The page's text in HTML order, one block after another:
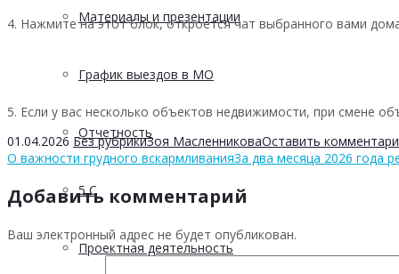
Материалы и презентации
График выездов в МО
Отчетность
5 С
Проектная деятельность
4. Нажмите на этот блок, откроется чат выбранного вами
5. Если у вас несколько объектов недвижимости, при смене
01.04.2026 Без рубрикиЗоя МасленниковаОставить
О важности грудного вскармливанияЗа два месяца 2026 года
Добавить комментарий
Ваш электронный адрес не будет опубликован.